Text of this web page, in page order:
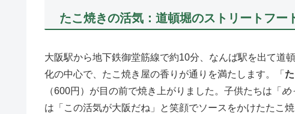
たこ焼きの活気：道頓堀のストリートフー
大阪駅から地下鉄御堂筋線で約10分、なんば駅を出て道
化の中心で、たこ焼き屋の香りが通りを満たします。「
（600円）が目の前で焼き上がりました。子供たちは「 め
は「この活気が大阪だね」と笑顔でソースをかけたたこ